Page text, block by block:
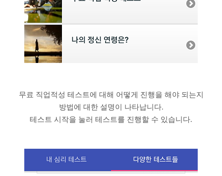
무료 직업적성 테스트에 대해 어떻게 진행을 해야 되는지
방법에 대한 설명이 나타납니다.
테스트 시작을 눌러 테스트를 진행할 수 있습니다.